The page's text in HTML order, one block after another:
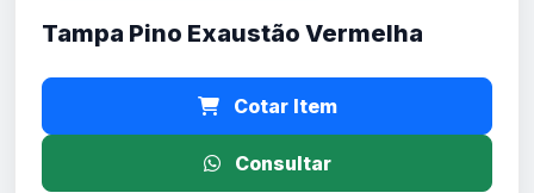
Tampa Pino Exaustão Vermelha
Cotar Item
Consultar